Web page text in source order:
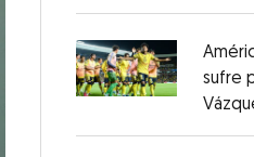
Opens in new
sufre